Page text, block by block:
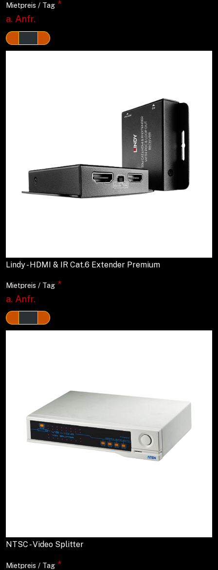
Mietpreis / Tag *
a. Anfr.
Lindy - HDMI & IR Cat.6 Extender Premium
Mietpreis / Tag *
a. Anfr.
NTSC - Video Splitter
Mietpreis / Tag *